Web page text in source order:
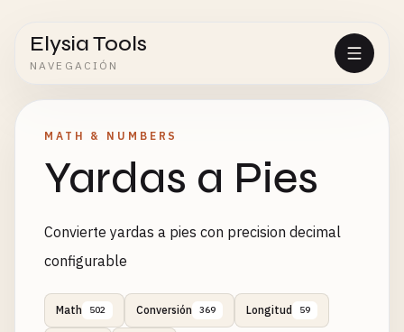
Elysia Tools
NAVEGACIÓN
MATH & NUMBERS
Yardas a Pies
Convierte yardas a pies con precision decimal
configurable
Math 502 Conversión 369 Longitud 59